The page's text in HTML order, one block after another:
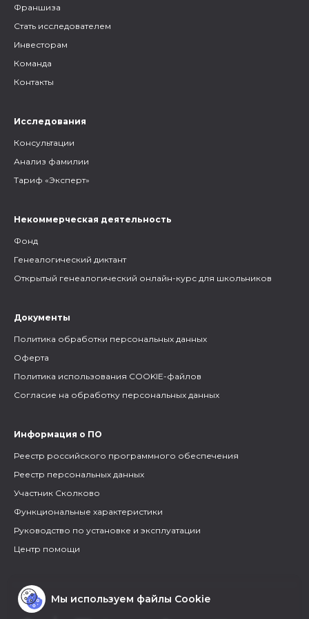
Франшиза
Стать исследователем
Инвесторам
Команда
Контакты
Исследования
Консультации
Анализ фамилии
Тариф «Эксперт»
Некоммерческая деятельность
Фонд
Генеалогический диктант
Открытый генеалогический онлайн-курс для школьников
Документы
Политика обработки персональных данных
Оферта
Политика использования COOKIE-файлов
Согласие на обработку персональных данных
Информация о ПО
Реестр российского программного обеспечения
Реестр персональных данных
Участник Сколково
Функциональные характеристики
Руководство по установке и эксплуатации
Центр помощи
Мы используем файлы Cookie